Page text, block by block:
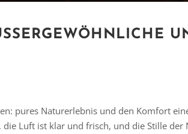
pures Naturerlebnis und den Komfort
die Luft ist klar und frisch, und die Stille